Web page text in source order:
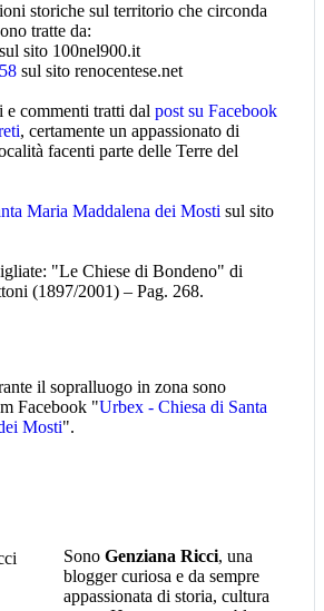
storiche sul territorio che circonda
tratte da:
sul sito 100nel900.it
sul sito renocentese.net
commenti tratti dal post su Facebook
, certamente un appassionato di
facenti parte delle Terre del
Maria Maddalena dei Mosti sul sito
"Le Chiese di Bondeno" di
(1897/2001) – Pag. 268.
il sopralluogo in zona sono
Facebook "Urbex - Chiesa di Santa
Mosti".
Sono Genziana Ricci, una
blogger curiosa e da sempre
appassionata di storia, cultura